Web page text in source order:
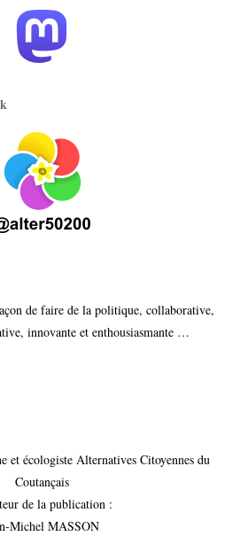
de faire de la politique, collaborative,
innovante et enthousiasmante …
et écologiste Alternatives Citoyennes du
Coutançais
de la publication :
Michel MASSON